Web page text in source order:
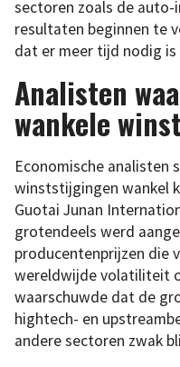
sectoren zoals de
resultaten beginnen te
dat er meer tijd nodig
Analisten
wankele
Economische analisten
winststijgingen wankel
Guotai Junan
grotendeels werd
producentenprijzen die
wereldwijde volatiliteit
waarschuwde dat de
hightech- en
andere sectoren zwak